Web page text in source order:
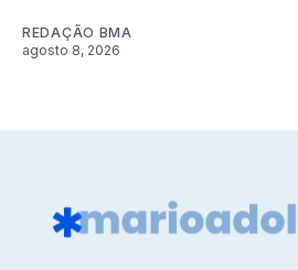
REDAÇÃO BMA
agosto 8, 2026